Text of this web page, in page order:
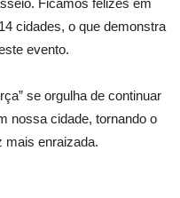
Ficamos felizes em
cidades, o que demonstra
evento.
se orgulha de continuar
nossa cidade, tornando o
mais enraizada.